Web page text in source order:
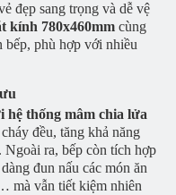
đẹp sang trọng và dễ vệ
kính 780x460mm cùng
bếp, phù hợp với nhiều
hệ thống mâm chia lửa
đều, tăng khả năng
Ngoài ra, bếp còn tích hợp
đun nấu các món ăn
mà vẫn tiết kiệm nhiên